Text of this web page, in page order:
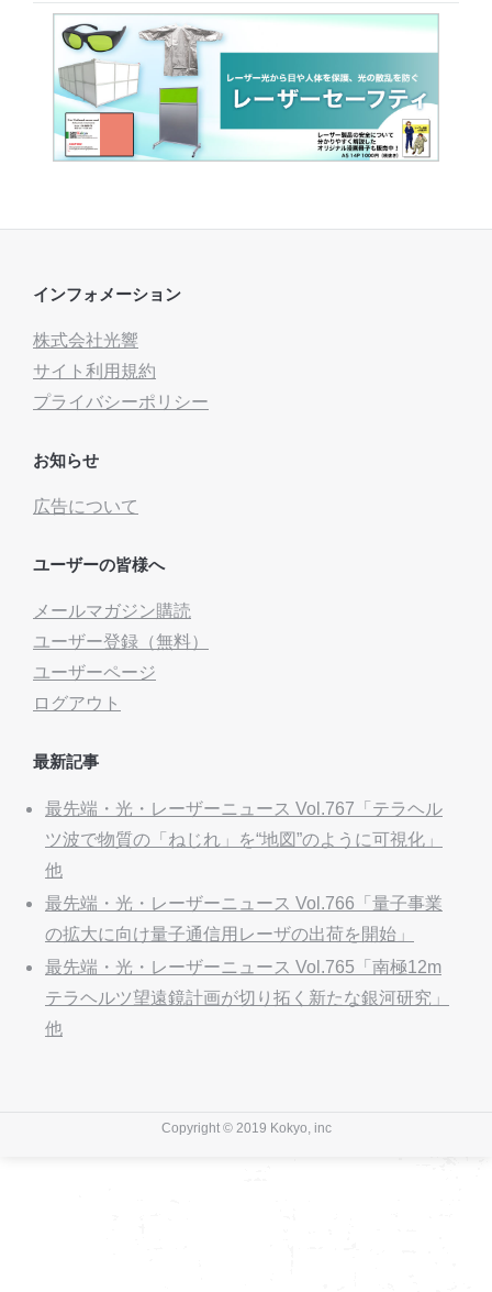
インフォメーション
株式会社光響
サイト利用規約
プライバシーポリシー
お知らせ
広告について
ユーザーの皆様へ
メールマガジン購読
ユーザー登録（無料）
ユーザーページ
ログアウト
最新記事
最先端・光・レーザーニュース Vol.767「テラヘル
ツ波で物質の「ねじれ」を“地図”のように可視化」
他
最先端・光・レーザーニュース Vol.766「量子事業
の拡大に向け量子通信用レーザの出荷を開始」
最先端・光・レーザーニュース Vol.765「南極12m
テラヘルツ望遠鏡計画が切り拓く新たな銀河研究」
他
Copyright © 2019 Kokyo, inc